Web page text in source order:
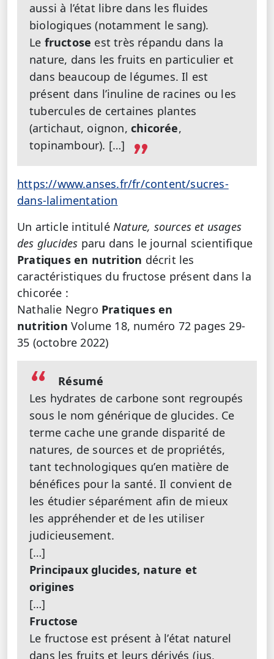
aussi à l’état libre dans les fluides
biologiques (notamment le sang).
Le fructose est très répandu dans la
nature, dans les fruits en particulier et
dans beaucoup de légumes. Il est
présent dans l’inuline de racines ou les
tubercules de certaines plantes
(artichaut, oignon, chicorée,
topinambour). […]
https://www.anses.fr/fr/content/sucres-
dans-lalimentation
Un article intitulé Nature, sources et usages
des glucides paru dans le journal scientifique
Pratiques en nutrition décrit les
caractéristiques du fructose présent dans la
chicorée :
Nathalie Negro Pratiques en
nutrition Volume 18, numéro 72 pages 29-
35 (octobre 2022)
Résumé
Les hydrates de carbone sont regroupés
sous le nom générique de glucides. Ce
terme cache une grande disparité de
natures, de sources et de propriétés,
tant technologiques qu’en matière de
bénéfices pour la santé. Il convient de
les étudier séparément afin de mieux
les appréhender et de les utiliser
judicieusement.
[…]
Principaux glucides, nature et
origines
[…]
Fructose
Le fructose est présent à l’état naturel
dans les fruits et leurs dérivés (jus,